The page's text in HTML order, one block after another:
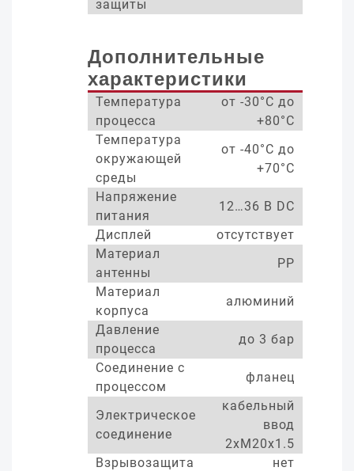
защиты
Дополнительные
характеристики
Температура
процесса
от -30°С до
+80°С
Температура
окружающей
среды
от -40°С до
+70°С
Напряжение
питания
12…36 В DC
Дисплей
отсутствует
Материал
антенны
PP
Материал
корпуса
алюминий
Давление
процесса
до 3 бар
Соединение с
процессом
фланец
Электрическое
соединение
кабельный
ввод
2xM20x1.5
Взрывозащита
нет